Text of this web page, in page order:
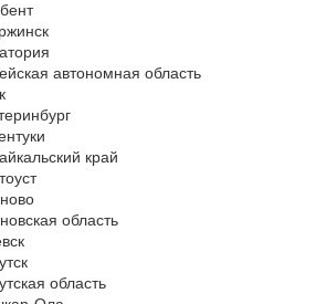
автономная область
край
область
область